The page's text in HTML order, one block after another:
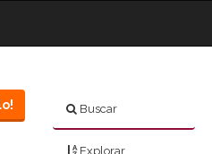
Buscar
Explorar